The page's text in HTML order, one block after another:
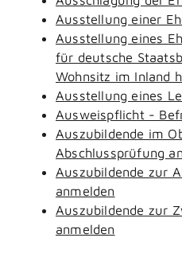
Ausstellung einer
Ausstellung eines
für deutsche
Wohnsitz im Inland
Ausstellung eines
Ausweispflicht -
Auszubildende im
Abschlussprüfung
Auszubildende zur
anmelden
Auszubildende zur
anmelden